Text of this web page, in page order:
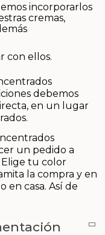
incorporarlos
cremas,
con ellos.
debemos
en un lugar
un pedido a
Elige tu color
la compra y en
en casa. Así de